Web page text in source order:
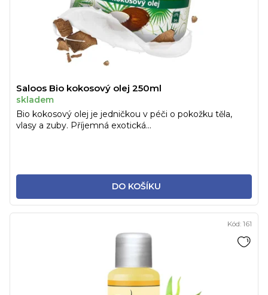
Saloos Bio kokosový olej 250ml
skladem
DO KOŠÍKU
Bio kokosový olej je jedničkou v péči o pokožku těla,
vlasy a zuby. Příjemná exotická...
Kód: 161